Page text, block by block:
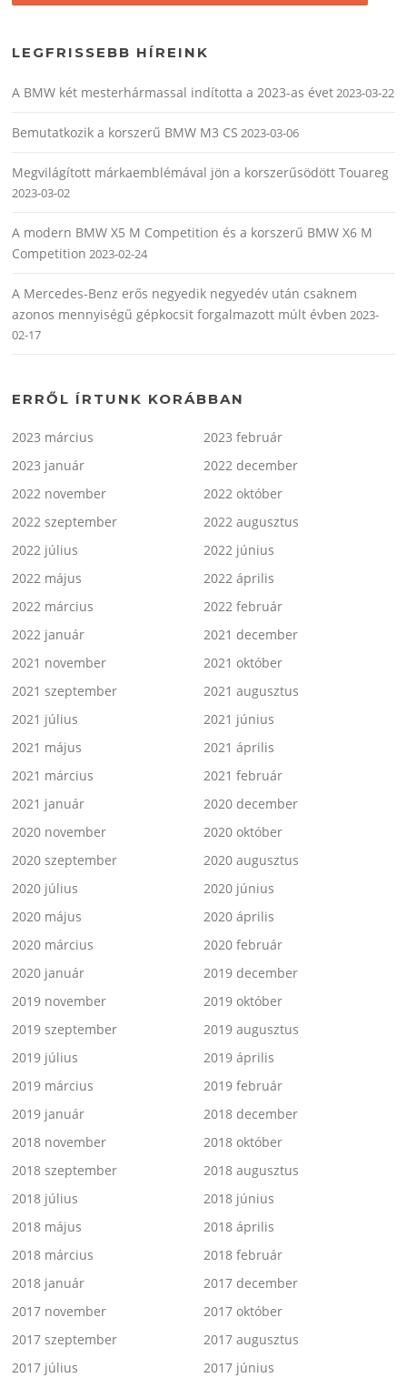
LEGFRISSEBB HÍREINK
A BMW két mesterhármassal indította a 2023-as évet2023-03-22
Bemutatkozik a korszerű BMW M3 CS 2023-03-06
Megvilágított márkaemblémával jön a korszerűsödött Touareg
2023-03-02
A modern BMW X5 M Competition és a korszerű BMW X6 M
Competition 2023-02-24
A Mercedes-Benz erős negyedik negyedév után csaknem
azonos mennyiségű gépkocsit forgalmazott múlt évben 2023-
02-17
ERRŐL ÍRTUNK KORÁBBAN
2023 március
2023 február
2023 január
2022 december
2022 november
2022 október
2022 szeptember
2022 augusztus
2022 július
2022 június
2022 május
2022 április
2022 március
2022 február
2022 január
2021 december
2021 november
2021 október
2021 szeptember
2021 augusztus
2021 július
2021 június
2021 május
2021 április
2021 március
2021 február
2021 január
2020 december
2020 november
2020 október
2020 szeptember
2020 augusztus
2020 július
2020 június
2020 május
2020 április
2020 március
2020 február
2020 január
2019 december
2019 november
2019 október
2019 szeptember
2019 augusztus
2019 július
2019 április
2019 március
2019 február
2019 január
2018 december
2018 november
2018 október
2018 szeptember
2018 augusztus
2018 július
2018 június
2018 május
2018 április
2018 március
2018 február
2018 január
2017 december
2017 november
2017 október
2017 szeptember
2017 augusztus
2017 július
2017 június